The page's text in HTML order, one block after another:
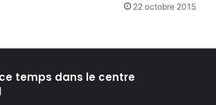
22 octobre 2015
temps dans le centre